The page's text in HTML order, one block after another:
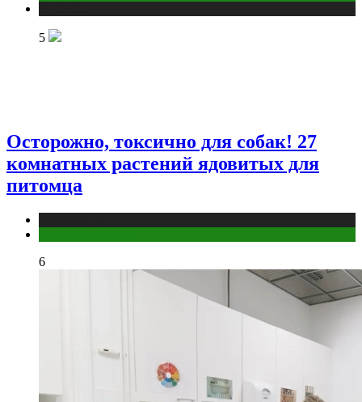
5
Осторожно, токсично для собак! 27
комнатных растений ядовитых для
питомца
6